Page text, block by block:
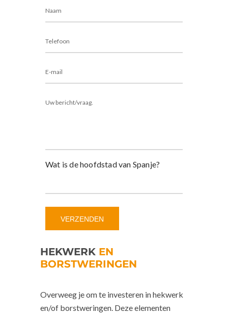
Wat is de hoofdstad van Spanje?
HEKWERK EN
BORSTWERINGEN
Overweeg je om te investeren in hekwerk
en/of borstweringen. Deze elementen